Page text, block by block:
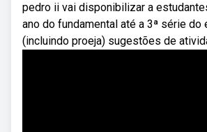
pedro ii vai disponibilizar a
ano do fundamental até a 3ª série do
(incluindo proeja) sugestões de